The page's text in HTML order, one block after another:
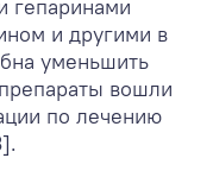
гепаринами
и другими в
уменьшить
вошли
по лечению